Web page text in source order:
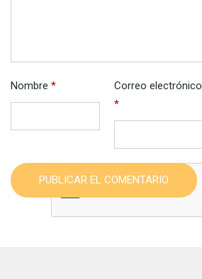
Nombre *
Correo electrónico
*
PUBLICAR EL COMENTARIO